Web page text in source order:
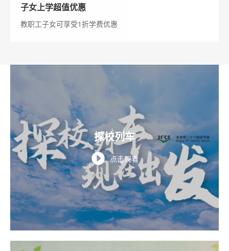
子女上学超值优惠
教职工子女可享受1折学费优惠
探校列车
点击观看